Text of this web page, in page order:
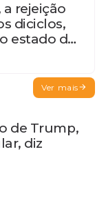
rejeição
diciclos,
estado de
Ver mais
de Trump,
diz